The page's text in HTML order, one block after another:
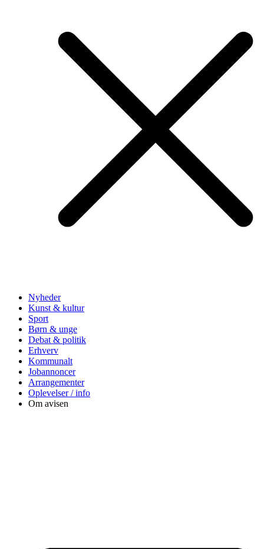
Nyheder
Kunst & kultur
Sport
Børn & unge
Debat & politik
Erhverv
Kommunalt
Jobannoncer
Arrangementer
Oplevelser / info
Om avisen